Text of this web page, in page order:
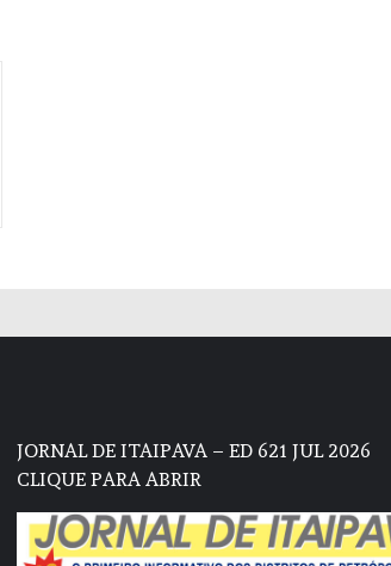
JORNAL DE ITAIPAVA – ED 621 JUL 2026
CLIQUE PARA ABRIR